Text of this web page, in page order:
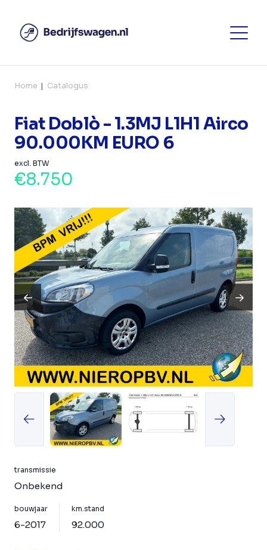
Home Catalogus
Fiat Doblò - 1.3MJ L1H1 Airco
90.000KM EURO 6
excl. BTW
€8.750
transmissie
Onbekend
bouwjaar
6-2017
km.stand
92.000